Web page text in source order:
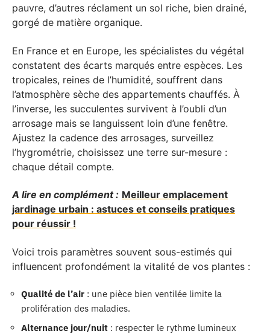
pauvre, d’autres réclament un sol riche, bien drainé,
gorgé de matière organique.
En France et en Europe, les spécialistes du végétal
constatent des écarts marqués entre espèces. Les
tropicales, reines de l’humidité, souffrent dans
l’atmosphère sèche des appartements chauffés. À
l’inverse, les succulentes survivent à l’oubli d’un
arrosage mais se languissent loin d’une fenêtre.
Ajustez la cadence des arrosages, surveillez
l’hygrométrie, choisissez une terre sur-mesure :
chaque détail compte.
A lire en complément : Meilleur emplacement
jardinage urbain : astuces et conseils pratiques
pour réussir !
Voici trois paramètres souvent sous-estimés qui
influencent profondément la vitalité de vos plantes :
Qualité de l’air : une pièce bien ventilée limite la
prolifération des maladies.
Alternance jour/nuit : respecter le rythme lumineux